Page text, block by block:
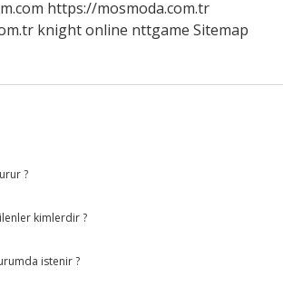
https://mosmoda.com.tr
knight online nttgame Sitemap
?
kimlerdir ?
istenir ?